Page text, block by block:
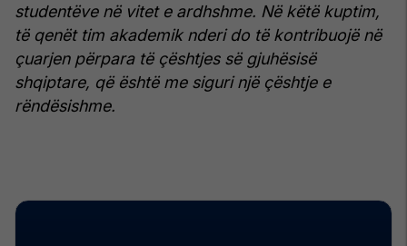
studentëve në vitet e ardhshme. Në këtë kuptim,
të qenët tim akademik nderi do të kontribuojë në
çuarjen përpara të çështjes së gjuhësisë
shqiptare, që është me siguri një çështje e
rëndësishme.